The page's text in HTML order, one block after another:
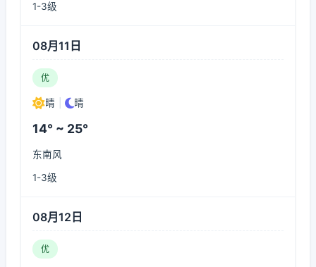
1-3级
08月11日
优
晴 晴
14° ~ 25°
东南风
1-3级
08月12日
优